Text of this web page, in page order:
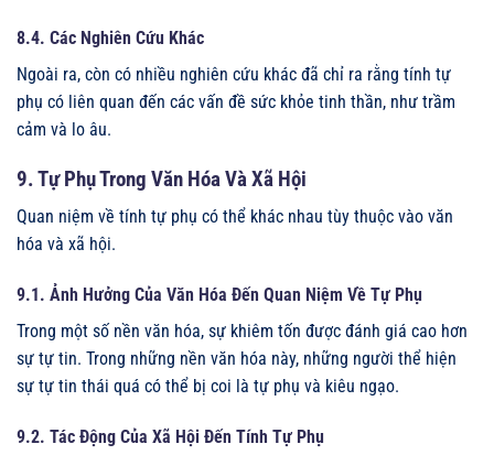
8.4. Các Nghiên Cứu Khác
Ngoài ra, còn có nhiều nghiên cứu khác đã chỉ ra rằng tính tự
phụ có liên quan đến các vấn đề sức khỏe tinh thần, như trầm
cảm và lo âu.
9. Tự Phụ Trong Văn Hóa Và Xã Hội
Quan niệm về tính tự phụ có thể khác nhau tùy thuộc vào văn
hóa và xã hội.
9.1. Ảnh Hưởng Của Văn Hóa Đến Quan Niệm Về Tự Phụ
Trong một số nền văn hóa, sự khiêm tốn được đánh giá cao hơn
sự tự tin. Trong những nền văn hóa này, những người thể hiện
sự tự tin thái quá có thể bị coi là tự phụ và kiêu ngạo.
9.2. Tác Động Của Xã Hội Đến Tính Tự Phụ